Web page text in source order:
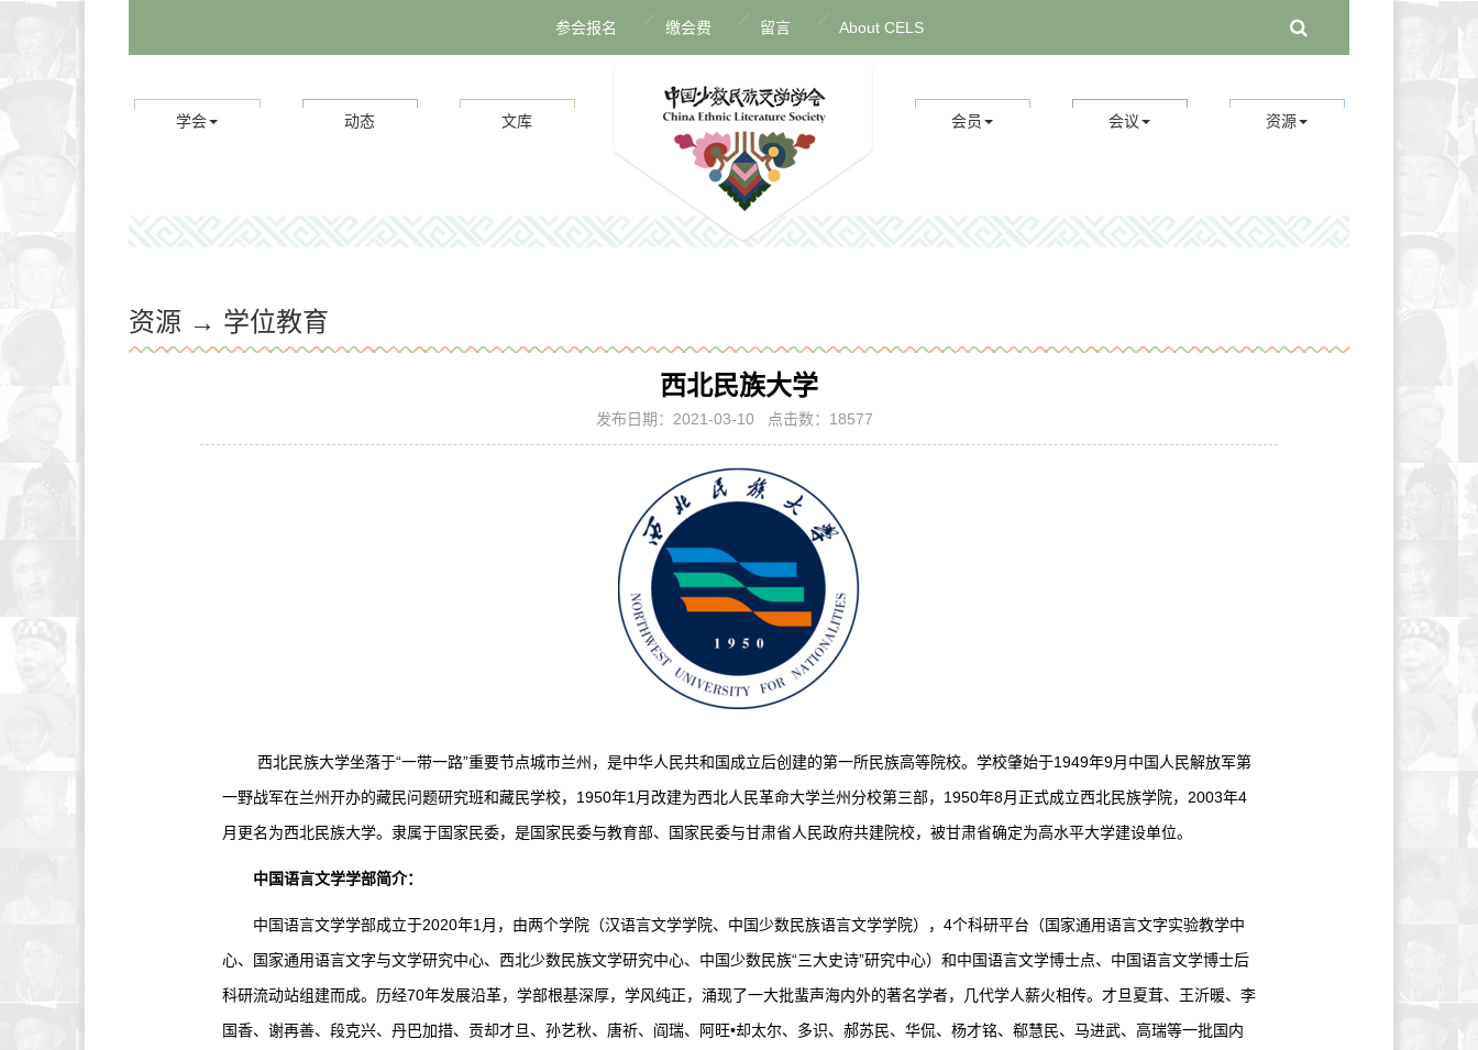
参会报名 缴会费 留言 About CELS
学会 动态 文库 会员 会议 资源
资源 → 学位教育
西北民族大学
发布日期：2021-03-10 点击数：18577
西北民族大学坐落于“一带一路”重要节点城市兰州，是中华人民共和国成立后创建的第一所民族高等院校。学校肇始于1949年9月中国人民解放军第
一野战军在兰州开办的藏民问题研究班和藏民学校，1950年1月改建为西北人民革命大学兰州分校第三部，1950年8月正式成立西北民族学院，2003年4
月更名为西北民族大学。隶属于国家民委，是国家民委与教育部、国家民委与甘肃省人民政府共建院校，被甘肃省确定为高水平大学建设单位。
中国语言文学学部简介：
中国语言文学学部成立于2020年1月，由两个学院（汉语言文学学院、中国少数民族语言文学学院），4个科研平台（国家通用语言文字实验教学中
心、国家通用语言文字与文学研究中心、西北少数民族文学研究中心、中国少数民族“三大史诗”研究中心）和中国语言文学博士点、中国语言文学博士后
科研流动站组建而成。历经70年发展沿革，学部根基深厚，学风纯正，涌现了一大批蜚声海内外的著名学者，几代学人薪火相传。才旦夏茸、王沂暖、李
国香、谢再善、段克兴、丹巴加措、贡却才旦、孙艺秋、唐祈、阎瑞、阿旺•却太尔、多识、郝苏民、华侃、杨才铭、郗慧民、马进武、高瑞等一批国内